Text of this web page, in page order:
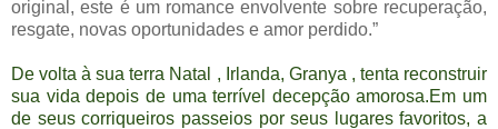
original, este é um romance envolvente sobre recuperação,
resgate, novas oportunidades e amor perdido.”
De volta à sua terra Natal , Irlanda, Granya , tenta reconstruir
sua vida depois de uma terrível decepção amorosa.Em um
de seus corriqueiros passeios por seus lugares favoritos, a